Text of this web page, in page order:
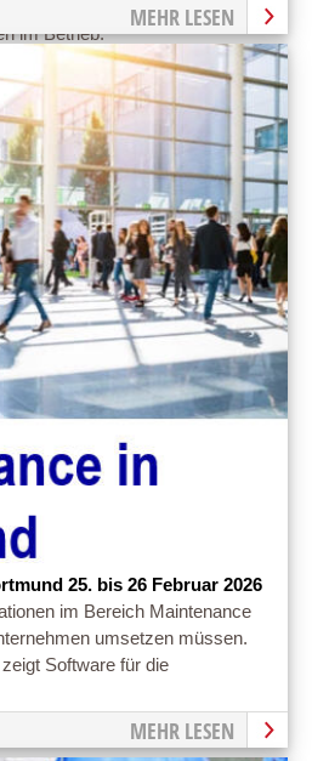
im Betrieb.
MEHR LESEN
25. bis 26 Februar 2026
im Bereich Maintenance
umsetzen müssen.
Software für die
MEHR LESEN